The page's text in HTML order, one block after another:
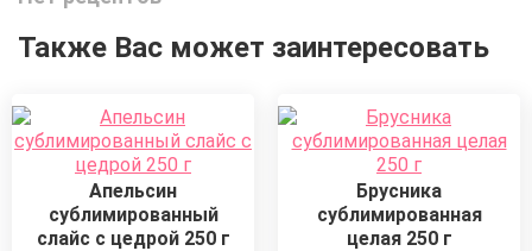
Также Вас может заинтересовать
Апельсин
сублимированный
слайс с цедрой 250 г
Брусника
сублимированная
целая 250 г